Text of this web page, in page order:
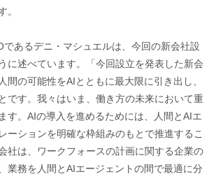
。
あるデニ・マシュエルは、今回の新会社設
に述べています。「今回設立を発表した新会
間の可能性をAIとともに最大限に引き出し、
です。我々はいま、働き方の未来において重
す。AIの導入を進めるためには、人間とAIエ
ーションを明確な枠組みのもとで推進するこ
社は、ワークフォースの計画に関する企業の
業務を人間とAIエージェントの間で最適に分